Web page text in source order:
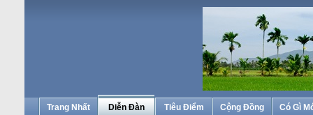
Trang Nhất Diễn Đàn Tiêu Điểm Cộng Đồng Có Gì